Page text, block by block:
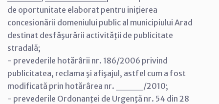
de oportunitate elaborat pentru iniţierea
concesionării domeniului public al municipiului Arad
destinat desfăşurării activităţii de publicitate
stradală;
- prevederile hotărârii nr. 186/2006 privind
publicitatea, reclama şi afişajul, astfel cum a fost
modificată prin hotărârea nr. ____/2010;
- prevederile Ordonanţei de Urgenţă nr. 54 din 28